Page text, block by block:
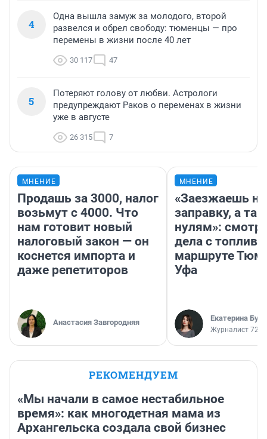
4
Одна вышла замуж за молодого, второй
развелся и обрел свободу: тюменцы — про
перемены в жизни после 40 лет
30 117 47
5
Потеряют голову от любви. Астрологи
предупреждают Раков о переменах в жизни
уже в августе
26 315 7
МНЕНИЕ
Продашь за 3000, налог
возьмут с 4000. Что
нам готовит новый
налоговый закон — он
коснется импорта и
даже репетиторов
Анастасия Завгородняя
МНЕНИЕ
«Заезжаешь на
заправку, а
нулям»:
дела с
маршруте
Уфа
Екатерина
Журналист
РЕКОМЕНДУЕМ
«Мы начали в самое нестабильное
время»: как многодетная мама из
Архангельска создала свой бизнес